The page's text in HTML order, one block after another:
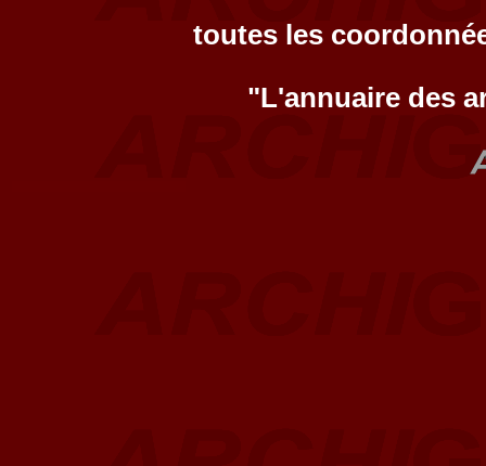
toutes les
"L'annuaire des